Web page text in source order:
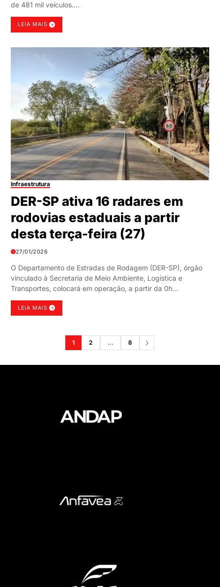
de 481 mil veículos.…
LEIA MAIS
Infraestrutura
DER-SP ativa 16 radares em
rodovias estaduais a partir
desta terça-feira (27)
27/01/2026
O Departamento de Estradas de Rodagem (DER-SP), órgão
vinculado à Secretaria de Meio Ambiente, Logística e
Transportes, colocará em operação, a partir da 0h…
LEIA MAIS
1 2 … 8